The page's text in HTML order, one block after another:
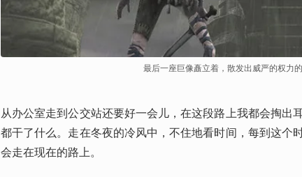
最后一座巨像矗立着，散发出威严的权力
从办公室走到公交站还要好一会儿，在这段路上我都会掏出
都干了什么。走在冬夜的冷风中，不住地看时间，每到这个
会走在现在的路上。